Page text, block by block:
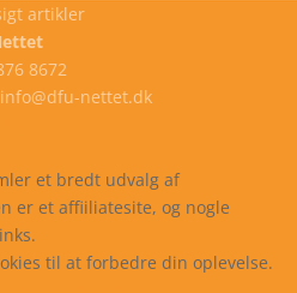
artikler
8672
nettet.dk
et bredt udvalg af
er et affiiliatesite, og nogle
til at forbedre din oplevelse.